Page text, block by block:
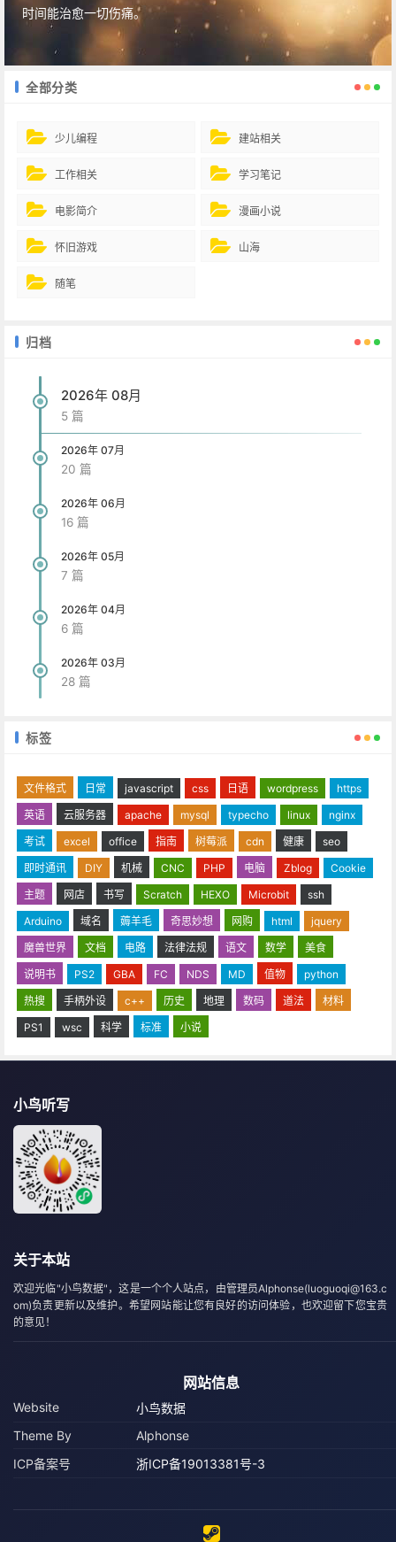
时间能治愈一切伤痛。
全部分类
少儿编程 建站相关
工作相关 学习笔记
电影简介 漫画小说
怀旧游戏 山海
随笔
归档
2026年 08月
5 篇
2026年 07月
20 篇
2026年 06月
16 篇
2026年 05月
7 篇
2026年 04月
6 篇
2026年 03月
28 篇
标签
文件格式 日常 javascript css 日语 wordpress
https
英语
云服务器 apache mysql typecho linux
nginx
考试
excel office 指南 树莓派 cdn 健康
seo
即时通讯
DIY 机械 CNC PHP 电脑 Zblog
Cookie
主题
网店 书写 Scratch HEXO Microbit
ssh
Arduino
域名 薅羊毛 奇思妙想 网购 html
jquery
魔兽世界
文档 电路 法律法规 语文 数学
美食
说明书
PS2 GBA FC NDS MD 值物
python
热搜
手柄外设 c++ 历史 地理 数码 道法
材料
PS1
wsc 科学 标准 小说
小鸟听写
关于本站
欢迎光临"小鸟数据"，这是一个个人站点，由管理员Alphonse(luoguoqi@163.c
om)负责更新以及维护。希望网站能让您有良好的访问体验，也欢迎留下您宝贵
的意见！
网站信息
Website
小鸟数据
Theme By
Alphonse
ICP备案号
浙ICP备19013381号-3